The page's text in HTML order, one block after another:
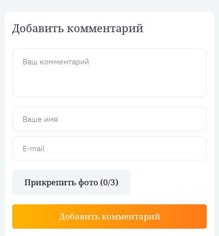
Добавить комментарий
Прикрепить фото (0/3)
Добавить комментарий